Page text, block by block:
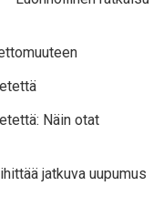
Näin otat
jatkuva uupumus